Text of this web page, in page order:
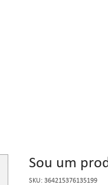
Sou um
SKU: 364215376135199